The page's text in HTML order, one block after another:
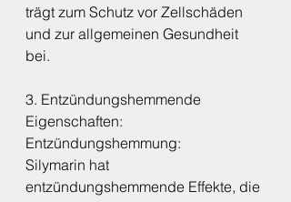
trägt zum Schutz vor Zellschäden
und zur allgemeinen Gesundheit
bei.
3. Entzündungshemmende
Eigenschaften:
Entzündungshemmung:
Silymarin hat
entzündungshemmende Effekte, die